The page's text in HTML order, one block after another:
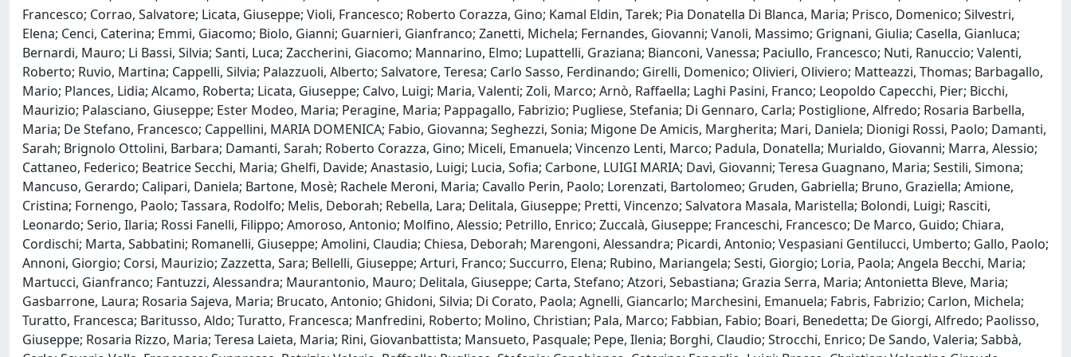
Francesco; Corrao, Salvatore; Licata, Giuseppe; Violi, Francesco; Roberto Corazza, Gino; Kamal Eldin, Tarek; Pia Donatella Di Blanca, Maria; Prisco, Domenico; Silvestri,
Elena; Cenci, Caterina; Emmi, Giacomo; Biolo, Gianni; Guarnieri, Gianfranco; Zanetti, Michela; Fernandes, Giovanni; Vanoli, Massimo; Grignani, Giulia; Casella, Gianluca;
Bernardi, Mauro; Li Bassi, Silvia; Santi, Luca; Zaccherini, Giacomo; Mannarino, Elmo; Lupattelli, Graziana; Bianconi, Vanessa; Paciullo, Francesco; Nuti, Ranuccio; Valenti,
Roberto; Ruvio, Martina; Cappelli, Silvia; Palazzuoli, Alberto; Salvatore, Teresa; Carlo Sasso, Ferdinando; Girelli, Domenico; Olivieri, Oliviero; Matteazzi, Thomas; Barbagallo,
Mario; Plances, Lidia; Alcamo, Roberta; Licata, Giuseppe; Calvo, Luigi; Maria, Valenti; Zoli, Marco; Arnò, Raffaella; Laghi Pasini, Franco; Leopoldo Capecchi, Pier; Bicchi,
Maurizio; Palasciano, Giuseppe; Ester Modeo, Maria; Peragine, Maria; Pappagallo, Fabrizio; Pugliese, Stefania; Di Gennaro, Carla; Postiglione, Alfredo; Rosaria Barbella,
Maria; De Stefano, Francesco; Cappellini, MARIA DOMENICA; Fabio, Giovanna; Seghezzi, Sonia; Migone De Amicis, Margherita; Mari, Daniela; Dionigi Rossi, Paolo; Damanti,
Sarah; Brignolo Ottolini, Barbara; Damanti, Sarah; Roberto Corazza, Gino; Miceli, Emanuela; Vincenzo Lenti, Marco; Padula, Donatella; Murialdo, Giovanni; Marra, Alessio;
Cattaneo, Federico; Beatrice Secchi, Maria; Ghelfi, Davide; Anastasio, Luigi; Lucia, Sofia; Carbone, LUIGI MARIA; Davì, Giovanni; Teresa Guagnano, Maria; Sestili, Simona;
Mancuso, Gerardo; Calipari, Daniela; Bartone, Mosè; Rachele Meroni, Maria; Cavallo Perin, Paolo; Lorenzati, Bartolomeo; Gruden, Gabriella; Bruno, Graziella; Amione,
Cristina; Fornengo, Paolo; Tassara, Rodolfo; Melis, Deborah; Rebella, Lara; Delitala, Giuseppe; Pretti, Vincenzo; Salvatora Masala, Maristella; Bolondi, Luigi; Rasciti,
Leonardo; Serio, Ilaria; Rossi Fanelli, Filippo; Amoroso, Antonio; Molfino, Alessio; Petrillo, Enrico; Zuccalà, Giuseppe; Franceschi, Francesco; De Marco, Guido; Chiara,
Cordischi; Marta, Sabbatini; Romanelli, Giuseppe; Amolini, Claudia; Chiesa, Deborah; Marengoni, Alessandra; Picardi, Antonio; Vespasiani Gentilucci, Umberto; Gallo, Paolo;
Annoni, Giorgio; Corsi, Maurizio; Zazzetta, Sara; Bellelli, Giuseppe; Arturi, Franco; Succurro, Elena; Rubino, Mariangela; Sesti, Giorgio; Loria, Paola; Angela Becchi, Maria;
Martucci, Gianfranco; Fantuzzi, Alessandra; Maurantonio, Mauro; Delitala, Giuseppe; Carta, Stefano; Atzori, Sebastiana; Grazia Serra, Maria; Antonietta Bleve, Maria;
Gasbarrone, Laura; Rosaria Sajeva, Maria; Brucato, Antonio; Ghidoni, Silvia; Di Corato, Paola; Agnelli, Giancarlo; Marchesini, Emanuela; Fabris, Fabrizio; Carlon, Michela;
Turatto, Francesca; Baritusso, Aldo; Turatto, Francesca; Manfredini, Roberto; Molino, Christian; Pala, Marco; Fabbian, Fabio; Boari, Benedetta; De Giorgi, Alfredo; Paolisso,
Giuseppe; Rosaria Rizzo, Maria; Teresa Laieta, Maria; Rini, Giovanbattista; Mansueto, Pasquale; Pepe, Ilenia; Borghi, Claudio; Strocchi, Enrico; De Sando, Valeria; Sabbà,